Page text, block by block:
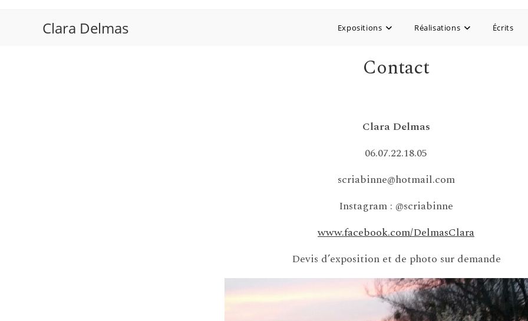
Clara Delmas Expositions Réalisations Écrits
Contact
Clara Delmas
06.07.22.18.05
scriabinne@hotmail.com
Instagram : @scriabinne
www.facebook.com/DelmasClara
Devis d’exposition et de photo sur demande